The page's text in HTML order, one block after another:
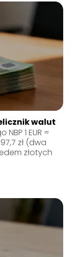
walut
1 EUR =
zł (dwa
złotych